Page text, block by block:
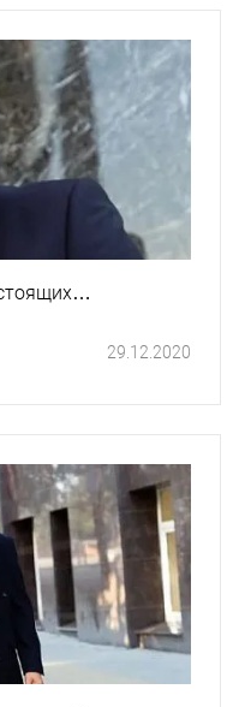
29.12.2020